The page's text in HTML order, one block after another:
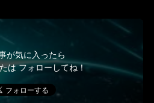
が気に入ったら
は フォローしてね！